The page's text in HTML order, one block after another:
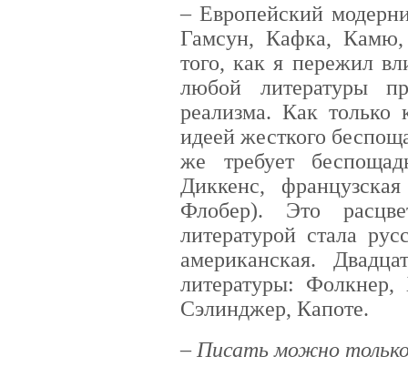
– Европейский
Гамсун, Кафка,
того, как я пережил
любой литературы
реализма. Как только
идеей жесткого
же требует
Диккенс,
Флобер). Это
литературой стала
американская.
литературы:
Сэлинджер, Капоте.
– Писать можно